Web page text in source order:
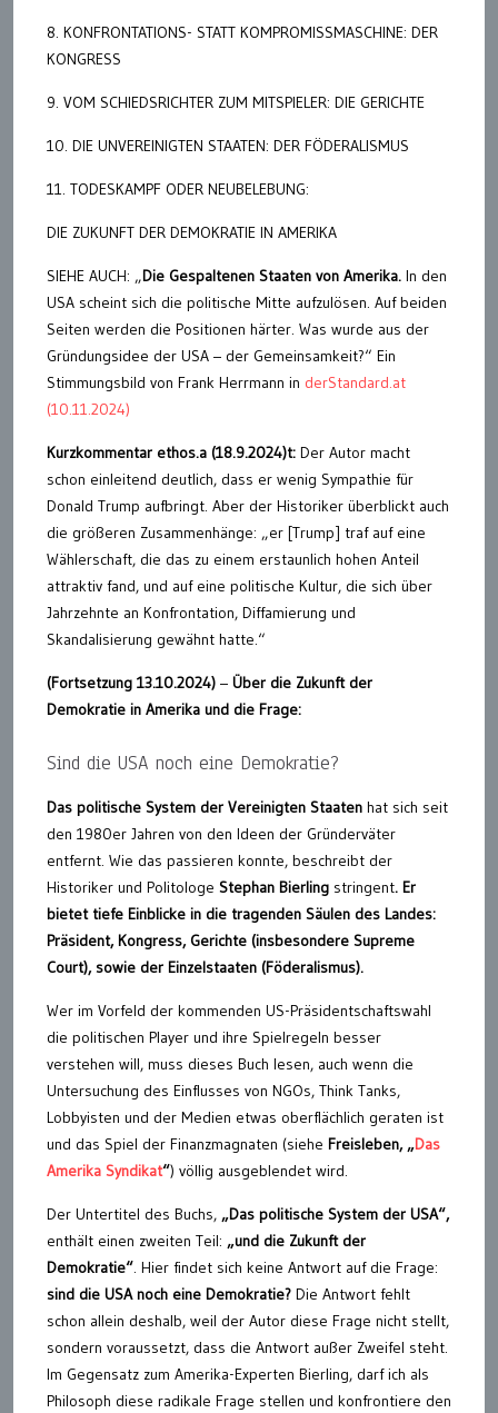
8. KONFRONTATIONS- STATT KOMPROMISSMASCHINE: DER
KONGRESS
9. VOM SCHIEDSRICHTER ZUM MITSPIELER: DIE GERICHTE
10. DIE UNVEREINIGTEN STAATEN: DER FÖDERALISMUS
11. TODESKAMPF ODER NEUBELEBUNG:
DIE ZUKUNFT DER DEMOKRATIE IN AMERIKA
SIEHE AUCH: „Die Gespaltenen Staaten von Amerika. In den
USA scheint sich die politische Mitte aufzulösen. Auf beiden
Seiten werden die Positionen härter. Was wurde aus der
Gründungsidee der USA – der Gemeinsamkeit?“ Ein
Stimmungsbild von Frank Herrmann in derStandard.at
(10.11.2024)
Kurzkommentar ethos.a (18.9.2024)t: Der Autor macht
schon einleitend deutlich, dass er wenig Sympathie für
Donald Trump aufbringt. Aber der Historiker überblickt auch
die größeren Zusammenhänge: „er [Trump] traf auf eine
Wählerschaft, die das zu einem erstaunlich hohen Anteil
attraktiv fand, und auf eine politische Kultur, die sich über
Jahrzehnte an Konfrontation, Diffamierung und
Skandalisierung gewähnt hatte.“
(Fortsetzung 13.10.2024) – Über die Zukunft der
Demokratie in Amerika und die Frage:
Sind die USA noch eine Demokratie?
Das politische System der Vereinigten Staaten hat sich seit
den 1980er Jahren von den Ideen der Gründerväter
entfernt. Wie das passieren konnte, beschreibt der
Historiker und Politologe Stephan Bierling stringent. Er
bietet tiefe Einblicke in die tragenden Säulen des Landes:
Präsident, Kongress, Gerichte (insbesondere Supreme
Court), sowie der Einzelstaaten (Föderalismus).
Wer im Vorfeld der kommenden US-Präsidentschaftswahl
die politischen Player und ihre Spielregeln besser
verstehen will, muss dieses Buch lesen, auch wenn die
Untersuchung des Einflusses von NGOs, Think Tanks,
Lobbyisten und der Medien etwas oberflächlich geraten ist
und das Spiel der Finanzmagnaten (siehe Freisleben, „Das
Amerika Syndikat“) völlig ausgeblendet wird.
Der Untertitel des Buchs, „Das politische System der USA“,
enthält einen zweiten Teil: „und die Zukunft der
Demokratie“. Hier findet sich keine Antwort auf die Frage:
sind die USA noch eine Demokratie? Die Antwort fehlt
schon allein deshalb, weil der Autor diese Frage nicht stellt,
sondern voraussetzt, dass die Antwort außer Zweifel steht.
Im Gegensatz zum Amerika-Experten Bierling, darf ich als
Philosoph diese radikale Frage stellen und konfrontiere den